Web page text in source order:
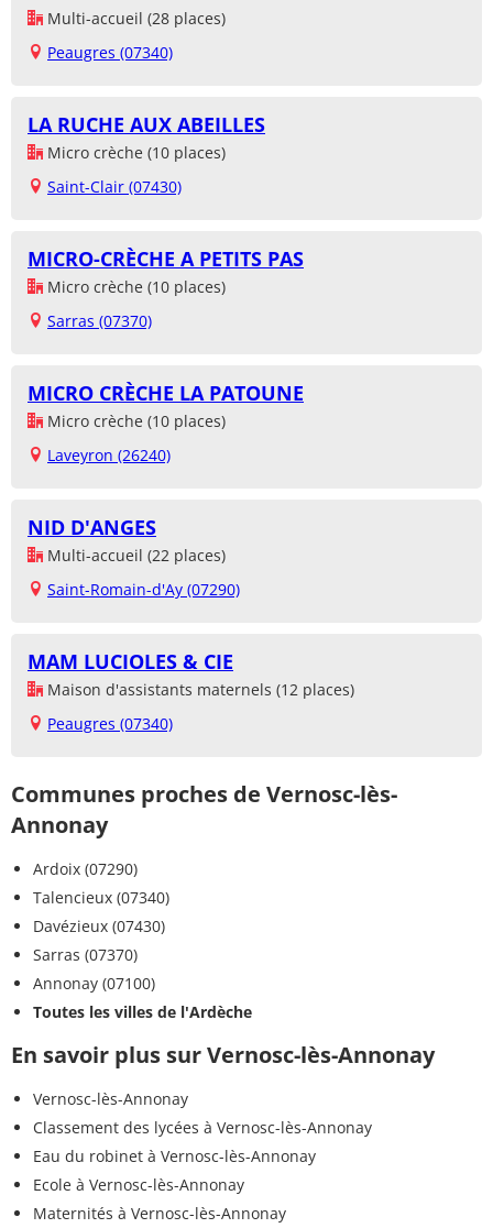
Multi-accueil (28 places)
Peaugres (07340)
LA RUCHE AUX ABEILLES
Micro crèche (10 places)
Saint-Clair (07430)
MICRO-CRÈCHE A PETITS PAS
Micro crèche (10 places)
Sarras (07370)
MICRO CRÈCHE LA PATOUNE
Micro crèche (10 places)
Laveyron (26240)
NID D'ANGES
Multi-accueil (22 places)
Saint-Romain-d'Ay (07290)
MAM LUCIOLES & CIE
Maison d'assistants maternels (12 places)
Peaugres (07340)
Communes proches de Vernosc-lès-
Annonay
Ardoix (07290)
Talencieux (07340)
Davézieux (07430)
Sarras (07370)
Annonay (07100)
Toutes les villes de l'Ardèche
En savoir plus sur Vernosc-lès-Annonay
Vernosc-lès-Annonay
Classement des lycées à Vernosc-lès-Annonay
Eau du robinet à Vernosc-lès-Annonay
Ecole à Vernosc-lès-Annonay
Maternités à Vernosc-lès-Annonay